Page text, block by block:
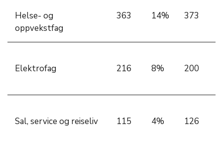
Helse- og
oppvekstfag
363 14% 373
Elektrofag 216 8% 200
Sal, service og reiseliv 115 4% 126